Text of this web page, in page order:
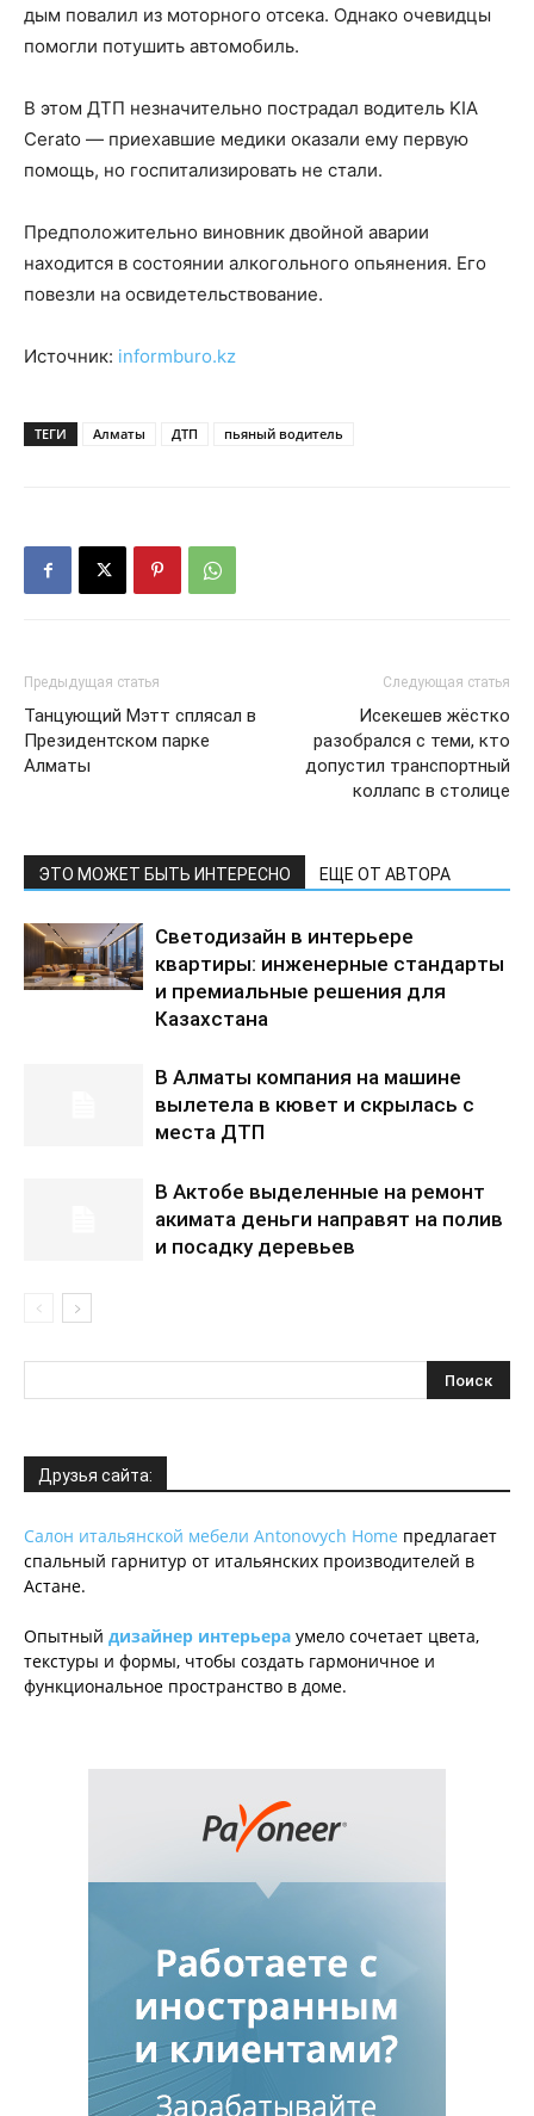
дым повалил из моторного отсека. Однако очевидцы
помогли потушить автомобиль.
В этом ДТП незначительно пострадал водитель KIA
Cerato — приехавшие медики оказали ему первую
помощь, но госпитализировать не стали.
Предположительно виновник двойной аварии
находится в состоянии алкогольного опьянения. Его
повезли на освидетельствование.
Источник: informburo.kz
ТЕГИ Алматы ДТП пьяный водитель
Предыдущая статья
Танцующий Мэтт сплясал в
Президентском парке
Алматы
Следующая статья
Исекешев жёстко
разобрался с теми, кто
допустил транспортный
коллапс в столице
ЭТО МОЖЕТ БЫТЬ ИНТЕРЕСНО ЕЩЕ ОТ АВТОРА
Светодизайн в интерьере
квартиры: инженерные стандарты
и премиальные решения для
Казахстана
В Алматы компания на машине
вылетела в кювет и скрылась с
места ДТП
В Актобе выделенные на ремонт
акимата деньги направят на полив
и посадку деревьев
Друзья сайта:
Салон итальянской мебели Antonovych Home предлагает
спальный гарнитур от итальянских производителей в
Астане.
Опытный дизайнер интерьера умело сочетает цвета,
текстуры и формы, чтобы создать гармоничное и
функциональное пространство в доме.